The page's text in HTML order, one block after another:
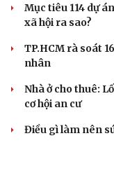
Mục tiêu 114 dự
xã hội ra sao?
TP.HCM rà soát
nhân
Nhà ở cho thuê:
cơ hội an cư
Điều gì làm nên